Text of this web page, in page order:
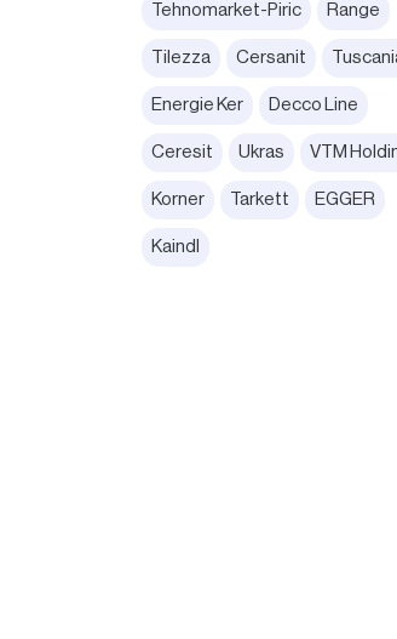
Tehnomarket-Piric Range
Tilezza Cersanit
Energie Ker Decco Line
Ceresit Ukras VTM
Korner Tarkett EGGER
Kaindl